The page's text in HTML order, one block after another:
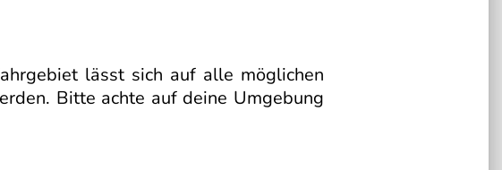
lässt sich auf alle möglichen
Bitte achte auf deine Umgebung